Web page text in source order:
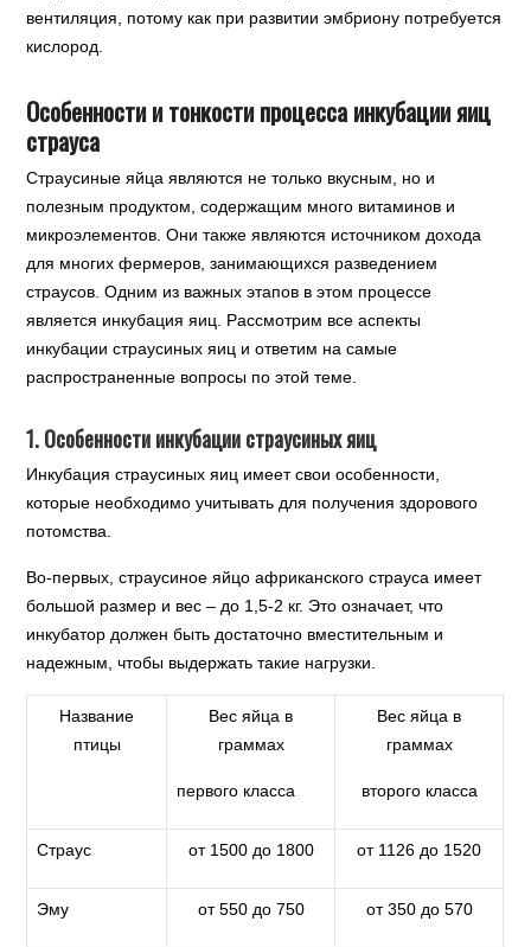
вентиляция, потому как при развитии эмбриону потребуется
кислород.
Особенности и тонкости процесса инкубации яиц
страуса
Страусиные яйца являются не только вкусным, но и
полезным продуктом, содержащим много витаминов и
микроэлементов. Они также являются источником дохода
для многих фермеров, занимающихся разведением
страусов. Одним из важных этапов в этом процессе
является инкубация яиц. Рассмотрим все аспекты
инкубации страусиных яиц и ответим на самые
распространенные вопросы по этой теме.
1. Особенности инкубации страусиных яиц
Инкубация страусиных яиц имеет свои особенности,
которые необходимо учитывать для получения здорового
потомства.
Во-первых, страусиное яйцо африканского страуса имеет
большой размер и вес – до 1,5-2 кг. Это означает, что
инкубатор должен быть достаточно вместительным и
надежным, чтобы выдержать такие нагрузки.
Название
птицы
Вес яйца в
граммах
первого класса
Вес яйца в
граммах
второго класса
Страус от 1500 до 1800 от 1126 до 1520
Эму от 550 до 750 от 350 до 570